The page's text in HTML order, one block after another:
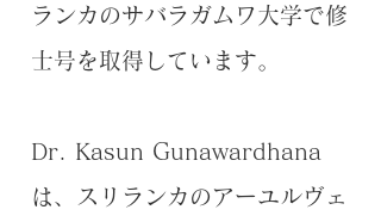
ランカのサバラガムワ大学で修
士号を取得しています。
Dr. Kasun Gunawardhana
は、スリランカのアーユルヴェ